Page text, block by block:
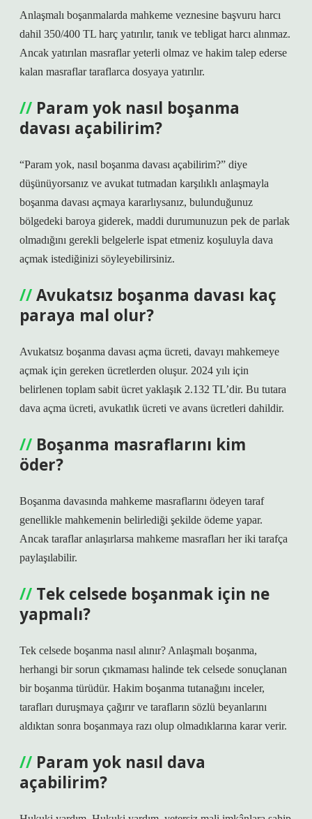
Anlaşmalı boşanmalarda mahkeme veznesine başvuru harcı
dahil 350/400 TL harç yatırılır, tanık ve tebligat harcı alınmaz.
Ancak yatırılan masraflar yeterli olmaz ve hakim talep ederse
kalan masraflar taraflarca dosyaya yatırılır.
Param yok nasıl boşanma
davası açabilirim?
“Param yok, nasıl boşanma davası açabilirim?” diye
düşünüyorsanız ve avukat tutmadan karşılıklı anlaşmayla
boşanma davası açmaya kararlıysanız, bulunduğunuz
bölgedeki baroya giderek, maddi durumunuzun pek de parlak
olmadığını gerekli belgelerle ispat etmeniz koşuluyla dava
açmak istediğinizi söyleyebilirsiniz.
Avukatsız boşanma davası kaç
paraya mal olur?
Avukatsız boşanma davası açma ücreti, davayı mahkemeye
açmak için gereken ücretlerden oluşur. 2024 yılı için
belirlenen toplam sabit ücret yaklaşık 2.132 TL’dir. Bu tutara
dava açma ücreti, avukatlık ücreti ve avans ücretleri dahildir.
Boşanma masraflarını kim
öder?
Boşanma davasında mahkeme masraflarını ödeyen taraf
genellikle mahkemenin belirlediği şekilde ödeme yapar.
Ancak taraflar anlaşırlarsa mahkeme masrafları her iki tarafça
paylaşılabilir.
Tek celsede boşanmak için ne
yapmalı?
Tek celsede boşanma nasıl alınır? Anlaşmalı boşanma,
herhangi bir sorun çıkmaması halinde tek celsede sonuçlanan
bir boşanma türüdür. Hakim boşanma tutanağını inceler,
tarafları duruşmaya çağırır ve tarafların sözlü beyanlarını
aldıktan sonra boşanmaya razı olup olmadıklarına karar verir.
Param yok nasıl dava
açabilirim?